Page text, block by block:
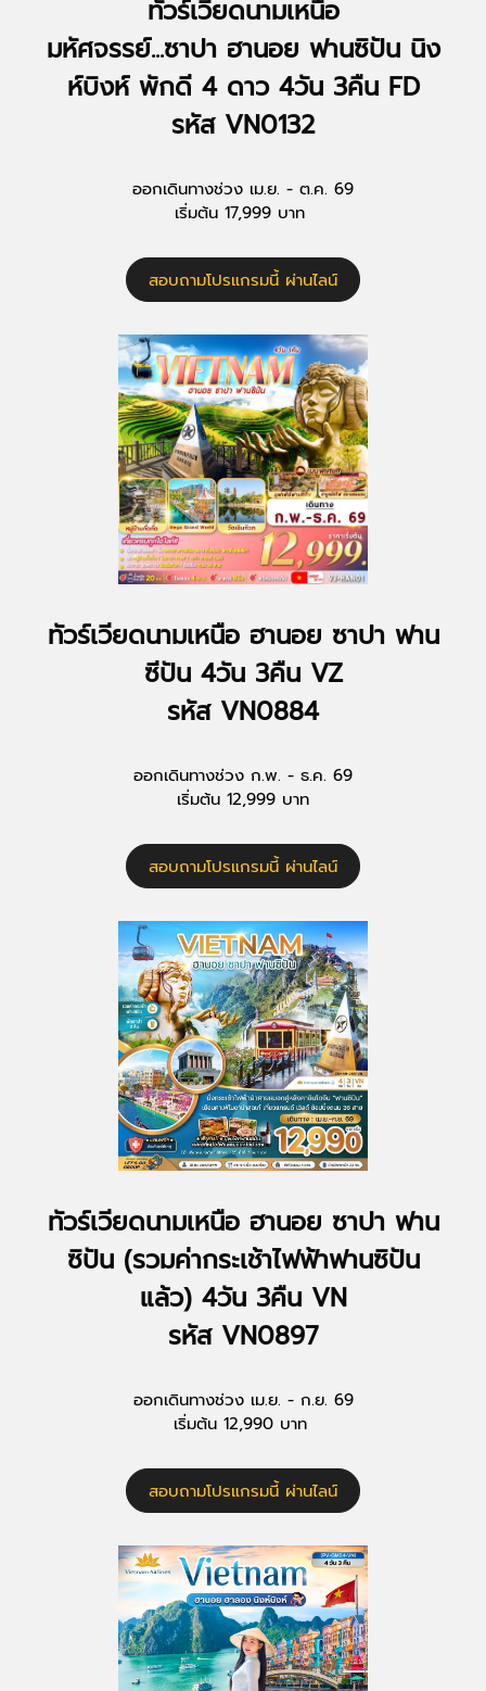
ทัวร์เวียดนามเหนือ
มหัศจรรย์...ซาปา ฮานอย ฟานซิปัน นิง
ห์บิงห์ พักดี 4 ดาว 4วัน 3คืน FD
รหัส VN0132
ออกเดินทางช่วง เม.ย. - ต.ค. 69
เริ่มต้น 17,999 บาท
สอบถามโปรแกรมนี้ ผ่านไลน์
ทัวร์เวียดนามเหนือ ฮานอย ซาปา ฟาน
ซีปัน 4วัน 3คืน VZ
รหัส VN0884
ออกเดินทางช่วง ก.พ. - ธ.ค. 69
เริ่มต้น 12,999 บาท
สอบถามโปรแกรมนี้ ผ่านไลน์
ทัวร์เวียดนามเหนือ ฮานอย ซาปา ฟาน
ซิปัน (รวมค่ากระเช้าไฟฟ้าฟานซิปัน
แล้ว) 4วัน 3คืน VN
รหัส VN0897
ออกเดินทางช่วง เม.ย. - ก.ย. 69
เริ่มต้น 12,990 บาท
สอบถามโปรแกรมนี้ ผ่านไลน์